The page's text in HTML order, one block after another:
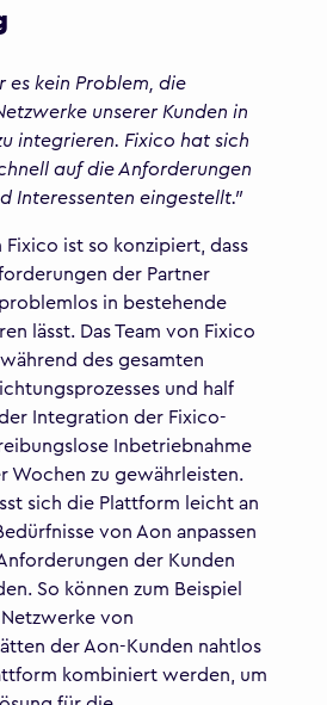
es kein Problem, die
unserer Kunden in
integrieren. Fixico hat sich
auf die Anforderungen
Interessenten eingestellt."
ist so konzipiert, dass
der Partner
in bestehende
lässt. Das Team von Fixico
des gesamten
und half
Integration der Fixico-
Inbetriebnahme
Wochen zu gewährleisten.
sich die Plattform leicht an
von Aon anpassen
der Kunden
So können zum Beispiel
von
der Aon-Kunden nahtlos
kombiniert werden, um